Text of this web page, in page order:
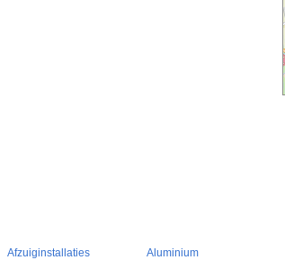
Afzuiginstallaties Aluminium